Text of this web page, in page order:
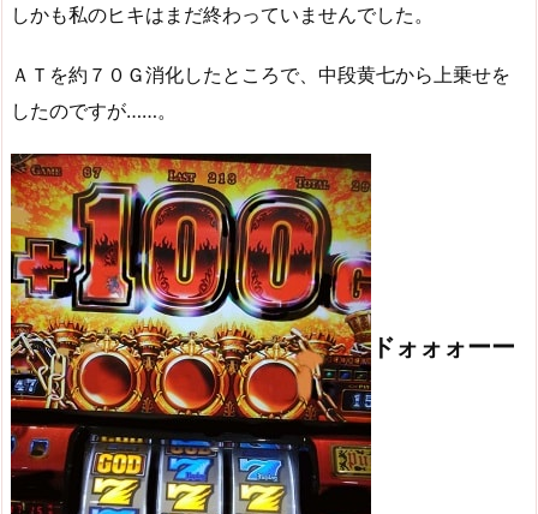
しかも私のヒキはまだ終わっていませんでした。
ＡＴを約７０Ｇ消化したところで、中段黄七から上乗せを
したのですが……。
ドォォォーー